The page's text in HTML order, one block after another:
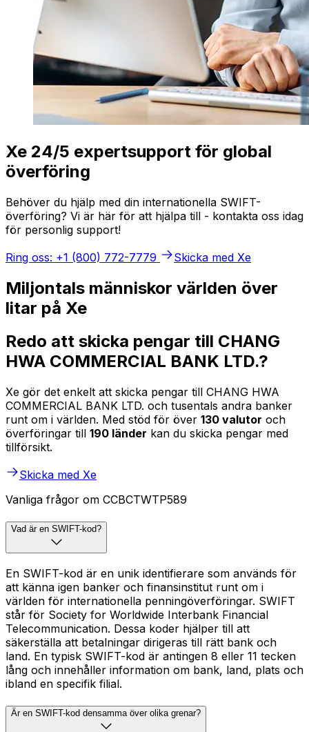
Xe 24/5 expertsupport för global
överföring
Behöver du hjälp med din internationella SWIFT-
överföring? Vi är här för att hjälpa till - kontakta oss idag
för personlig support!
Ring oss: +1 (800) 772-7779
Skicka med Xe
Miljontals människor världen över
litar på Xe
Redo att skicka pengar till CHANG
HWA COMMERCIAL BANK LTD.?
Xe gör det enkelt att skicka pengar till CHANG HWA
COMMERCIAL BANK LTD. och tusentals andra banker
runt om i världen. Med stöd för över 130 valutor och
överföringar till 190 länder kan du skicka pengar med
tillförsikt.
Skicka med Xe
Vanliga frågor om CCBCTWTP589
Vad är en SWIFT-kod?
En SWIFT-kod är en unik identifierare som används för
att känna igen banker och finansinstitut runt om i
världen för internationella penningöverföringar. SWIFT
står för Society for Worldwide Interbank Financial
Telecommunication. Dessa koder hjälper till att
säkerställa att betalningar dirigeras till rätt bank och
land. En typisk SWIFT-kod är antingen 8 eller 11 tecken
lång och innehåller information om bank, land, plats och
ibland en specifik filial.
Är en SWIFT-kod densamma över olika grenar?